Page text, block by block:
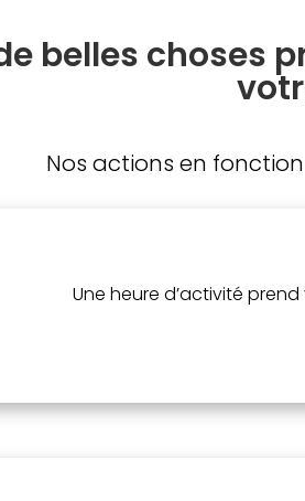
belles choses
Nos actions en
Une heure d’activité